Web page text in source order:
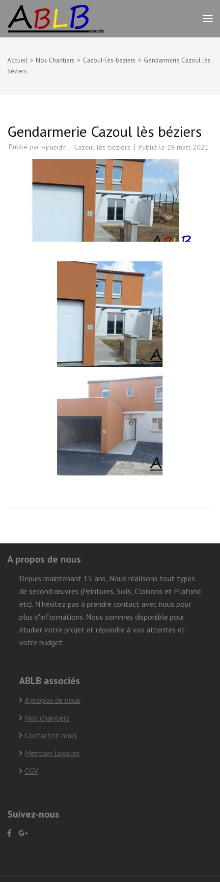
contenu
(Pressez
Travaux de rénovation peinture,
plâtrerie et bien d'autres –
Accueil > Nos Chantiers > Cazoul-lès-beziers > Gendarmerie Cazoul lès
béziers
Gendarmerie Cazoul lès béziers
Publié par Hjrueidn Cazoul-lès-beziers Publié le 19 mars 2021
A propos de nous
Depuis maintenant 15 ans, Nous réalisons tout types
de second œuvres (Peintures, Sols, Cloisons et Plafond
etc). N'hésitez pas à prendre contact avec nous pour
plus d'informations. Nous sommes disponible pour
étudier votre projet et répondre à vos attentes et
votre budget.
ABLB associés
A propos de nous
Nos chantiers
Contactez-nous
Mention Légales
CGV
Suivez-nous